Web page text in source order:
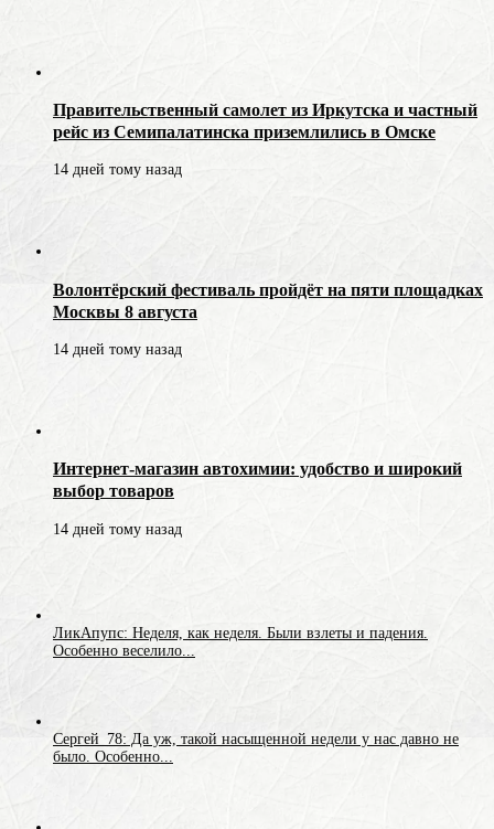
Правительственный самолет из Иркутска и частный
рейс из Семипалатинска приземлились в Омске
14 дней тому назад
Волонтёрский фестиваль пройдёт на пяти площадках
Москвы 8 августа
14 дней тому назад
Интернет-магазин автохимии: удобство и широкий
выбор товаров
14 дней тому назад
ЛикАпупс: Неделя, как неделя. Были взлеты и падения.
Особенно веселило...
Сергей_78: Да уж, такой насыщенной недели у нас давно не
было. Особенно...